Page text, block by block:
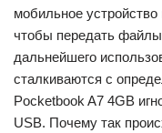
мобильное
чтобы передать файлы
дальнейшего
сталкиваются с
Pocketbook A7 4GB
USB. Почему так